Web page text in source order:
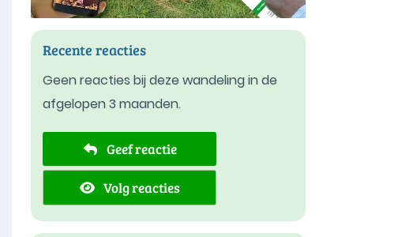
Recente reacties
Geen reacties bij deze wandeling in de
afgelopen 3 maanden.
Geef reactie
Volg reacties